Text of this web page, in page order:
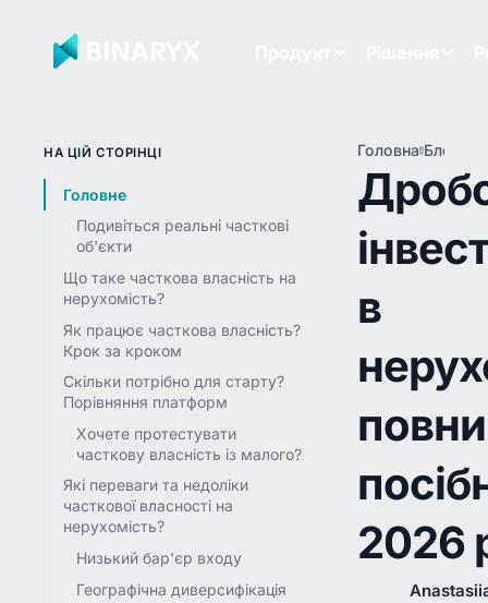
НА ЦІЙ СТОРІНЦІ
Головне
Подивіться реальні часткові
об'єкти
Що таке часткова власність на
нерухомість?
Як працює часткова власність?
Крок за кроком
Скільки потрібно для старту?
Порівняння платформ
Хочете протестувати
часткову власність із малого?
Які переваги та недоліки
часткової власності на
нерухомість?
Низький бар'єр входу
Географічна диверсифікація
Головна Блог
в
в
2026